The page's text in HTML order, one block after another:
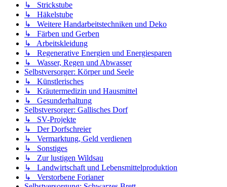
↳ Strickstube
↳ Häkelstube
↳ Weitere Handarbeitstechniken und Deko
↳ Färben und Gerben
↳ Arbeitskleidung
↳ Regenerative Energien und Energiesparen
↳ Wasser, Regen und Abwasser
Selbstversorger: Körper und Seele
↳ Künstlerisches
↳ Kräutermedizin und Hausmittel
↳ Gesunderhaltung
Selbstversorger: Gallisches Dorf
↳ SV-Projekte
↳ Der Dorfschreier
↳ Vermarktung, Geld verdienen
↳ Sonstiges
↳ Zur lustigen Wildsau
↳ Landwirtschaft und Lebensmittelproduktion
↳ Verstorbene Forianer